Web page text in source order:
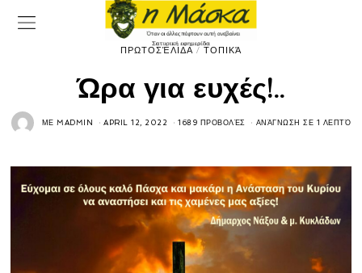
ΠΡΩΤΟΣΈΛΙΔΑ / ΤΟΠΙΚΆ
Ώρα για ευχές!..
ΜΕMADMIN APRIL 12, 2022 1689 ΠΡΟΒΟΛΈΣ ΑΝΆΓΝΩΣΗ ΣΕ 1 ΛΕΠΤΌ